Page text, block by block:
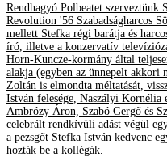
Rendhagyó Polbeatet szerveztünk
Revolution '56 Szabadságharcos
mellett Stefka régi barátja és
író, illetve a konzervatív
Horn-Kuncze-kormány által
alakja (egyben az ünnepelt akkori
Zoltán is elmondta méltatását,
István felesége, Naszályi Kornélia
Ambrózy Áron, Szabó Gergő és
celebrált rendkívüli adást végül
a pezsgőt Stefka István kedvenc
hozták be a kollégák.